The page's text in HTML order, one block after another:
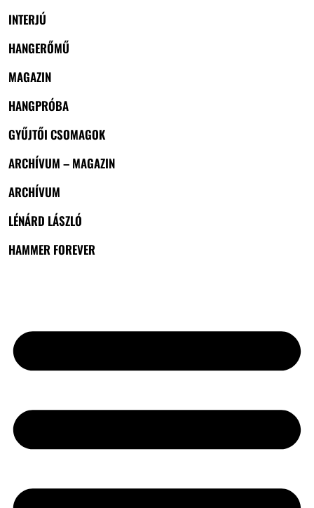
INTERJÚ
HANGERŐMŰ
MAGAZIN
HANGPRÓBA
GYŰJTŐI CSOMAGOK
ARCHÍVUM – MAGAZIN
ARCHÍVUM
LÉNÁRD LÁSZLÓ
HAMMER FOREVER